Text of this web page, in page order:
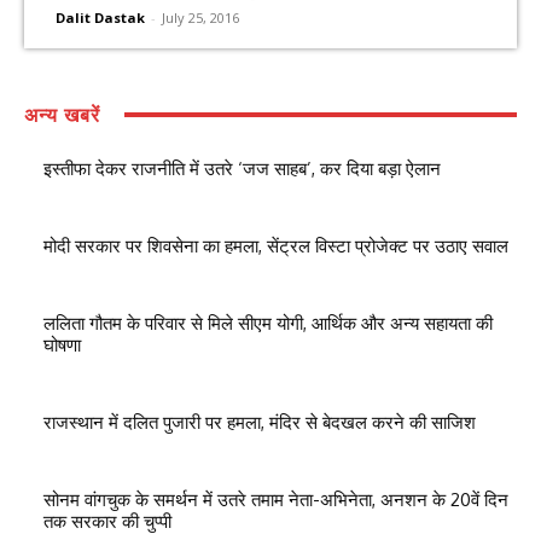
Dalit Dastak - July 25, 2016
अन्य खबरें
इस्तीफा देकर राजनीति में उतरे ‘जज साहब’, कर दिया बड़ा ऐलान
मोदी सरकार पर शिवसेना का हमला, सेंट्रल विस्टा प्रोजेक्ट पर उठाए सवाल
ललिता गौतम के परिवार से मिले सीएम योगी, आर्थिक और अन्य सहायता की
घोषणा
राजस्थान में दलित पुजारी पर हमला, मंदिर से बेदखल करने की साजिश
सोनम वांगचुक के समर्थन में उतरे तमाम नेता-अभिनेता, अनशन के 20वें दिन
तक सरकार की चुप्पी